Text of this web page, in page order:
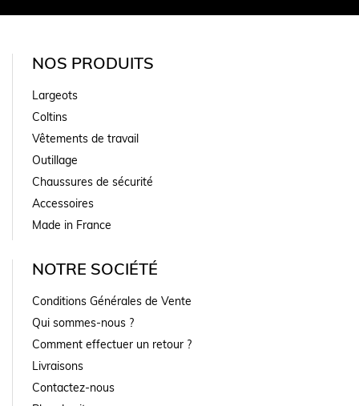
NOS PRODUITS
Largeots
Coltins
Vêtements de travail
Outillage
Chaussures de sécurité
Accessoires
Made in France
NOTRE SOCIÉTÉ
Conditions Générales de Vente
Qui sommes-nous ?
Comment effectuer un retour ?
Livraisons
Contactez-nous